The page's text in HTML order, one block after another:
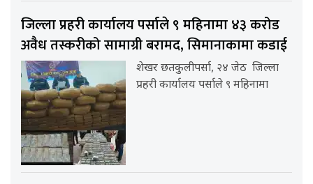
जिल्ला प्रहरी कार्यालय पर्साले ९ महिनामा ४३ करोड
अवैध तस्करीको सामाग्री बरामद, सिमानाकामा कडाई
शेखर छतकुलीपर्सा, २४ जेठ जिल्ला
प्रहरी कार्यालय पर्साले ९ महिनामा